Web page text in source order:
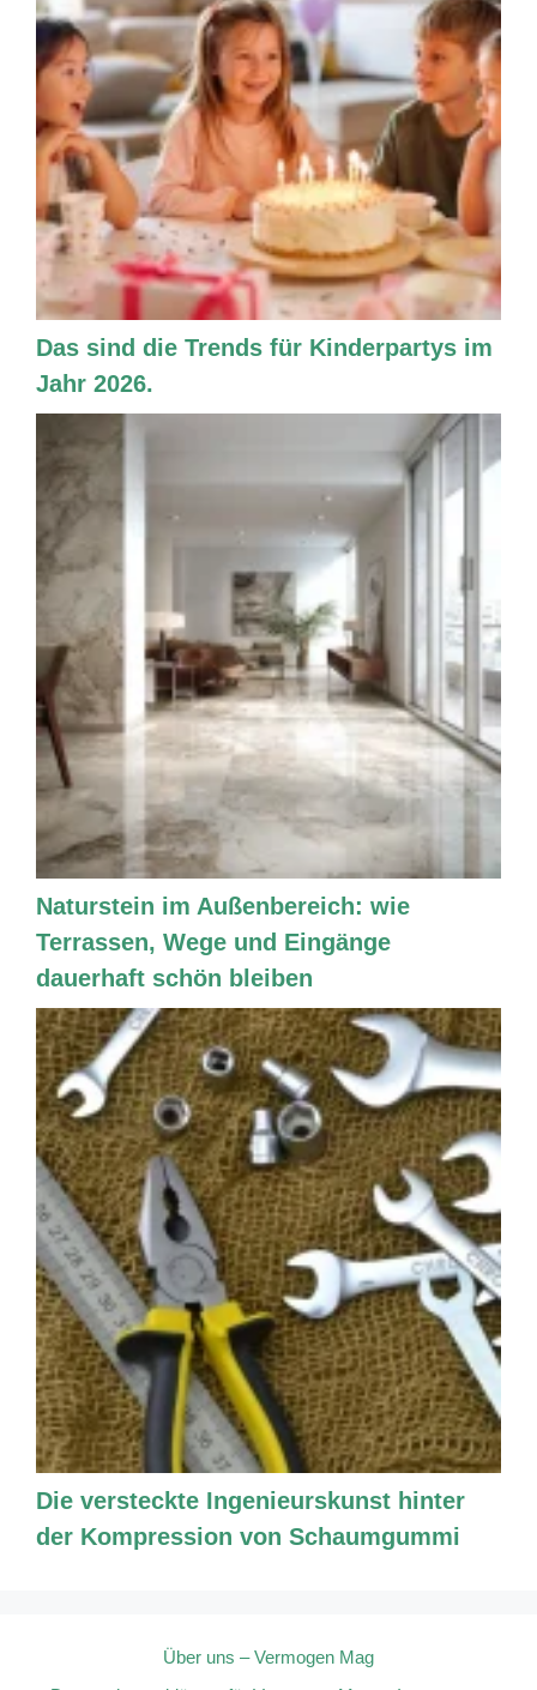
Das sind die Trends für Kinderpartys im
Jahr 2026.
Naturstein im Außenbereich: wie
Terrassen, Wege und Eingänge
dauerhaft schön bleiben
Die versteckte Ingenieurskunst hinter
der Kompression von Schaumgummi
Über uns – Vermogen Mag